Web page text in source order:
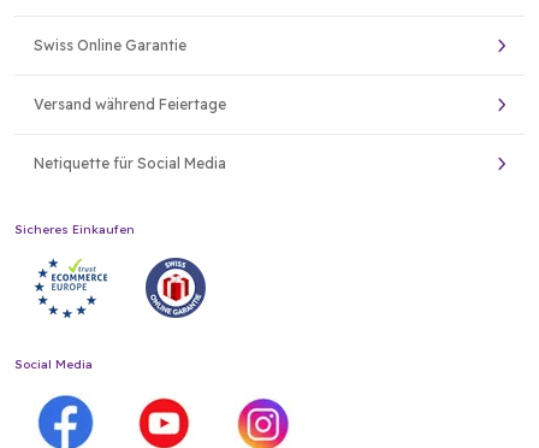
Swiss Online Garantie
Versand während Feiertage
Netiquette für Social Media
Sicheres Einkaufen
Social Media